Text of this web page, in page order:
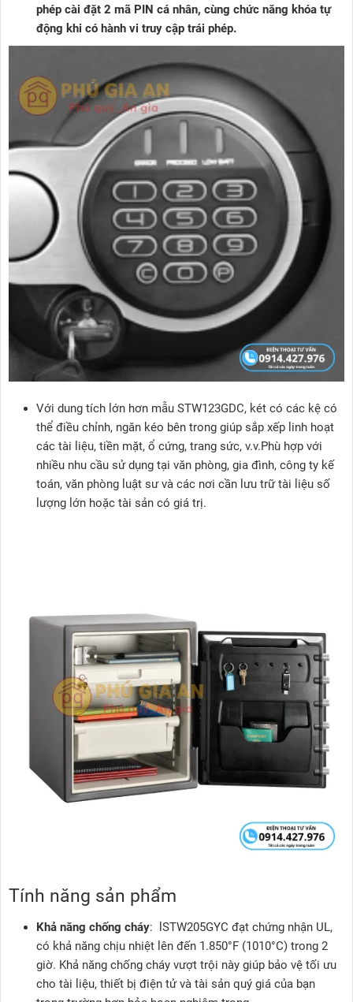
phép cài đặt 2 mã PIN cá nhân, cùng chức năng khóa tự
động khi có hành vi truy cập trái phép.
Với dung tích lớn hơn mẫu STW123GDC, két có các kệ có
thể điều chỉnh, ngăn kéo bên trong giúp sắp xếp linh hoạt
các tài liệu, tiền mặt, ổ cứng, trang sức, v.v.Phù hợp với
nhiều nhu cầu sử dụng tại văn phòng, gia đình, công ty kế
toán, văn phòng luật sư và các nơi cần lưu trữ tài liệu số
lượng lớn hoặc tài sản có giá trị.
Tính năng sản phẩm
Khả năng chống cháy: lSTW205GYC đạt chứng nhận UL,
có khả năng chịu nhiệt lên đến 1.850°F (1010°C) trong 2
giờ. Khả năng chống cháy vượt trội này giúp bảo vệ tối ưu
cho tài liệu, thiết bị điện tử và tài sản quý giá của bạn